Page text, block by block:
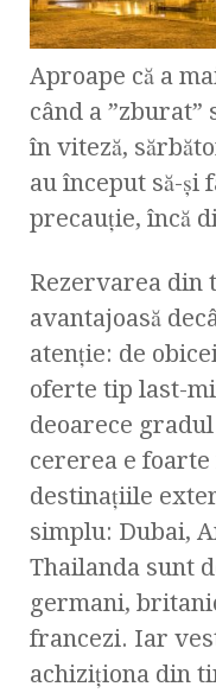
Aproape că a
când a
în viteză,
au început să-și
precauție, încă
Rezervarea din
avantajoasă
atenţie: de
oferte tip last-
deoarece
cererea e
destinaţiile
simplu: Dubai,
Thailanda sunt
germani,
francezi. Iar
achiziţiona din